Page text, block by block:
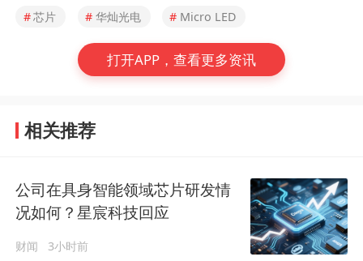
#芯片 # 华灿光电 # Micro LED
打开APP，查看更多资讯
相关推荐
公司在具身智能领域芯片研发情
况如何？星宸科技回应
财闻 3小时前